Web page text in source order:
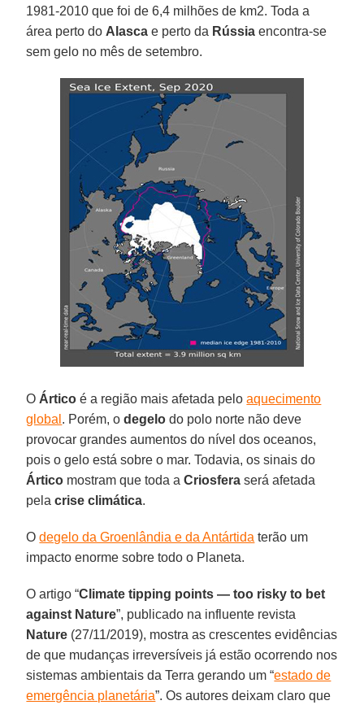
1981-2010 que foi de 6,4 milhões de km2. Toda a
área perto do Alasca e perto da Rússia encontra-se
sem gelo no mês de setembro.
O Ártico é a região mais afetada peloaquecimento
global . Porém, odegelo do polo norte não deve
provocar grandes aumentos do nível dos oceanos,
pois o gelo está sobre o mar. Todavia, os sinais do
Ártico mostram que toda aCriosfera será afetada
pelacrise climática.
Odegelo da Groenlândia e da Antártida terão um
impacto enorme sobre todo o Planeta.
O artigo “Climate tipping points — too risky to bet
against Nature”, publicado na influente revista
Nature (27/11/2019), mostra as crescentes evidências
de que mudanças irreversíveis já estão ocorrendo nos
sistemas ambientais da Terra gerando um “estado de
emergência planetária”. Os autores deixam claro que